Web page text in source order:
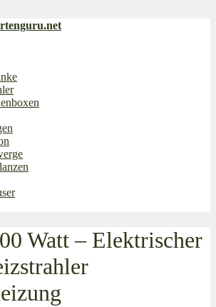
Watt – Elektrischer